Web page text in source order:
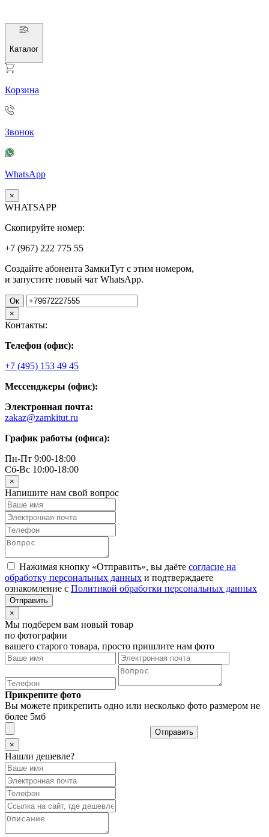
Каталог
Корзина
Звонок
WhatsApp
×
WHATSAPP
Скопируйте номер:
+7 (967) 222 775 55
Создайте абонента ЗамкиТут с этим номером,
и запустите новый чат WhatsApp.
Ок
×
Контакты:
Телефон (офис):
+7 (495) 153 49 45
Мессенджеры (офис):
Электронная почта:
zakaz@zamkitut.ru
График работы (офиса):
Пн-Пт 9:00-18:00
Сб-Вс 10:00-18:00
×
Напишите нам свой вопрос
Нажимая кнопку «Отправить», вы даёте согласие на
обработку персональных данных и подтверждаете
ознакомление с Политикой обработки персональных данных
×
Мы подберем вам новый товар
по фотографии
вашего старого товара, просто пришлите нам фото
Прикрепите фото
Вы можете прикрепить одно или несколько фото размером не
более 5мб
Отправить
×
Нашли дешевле?